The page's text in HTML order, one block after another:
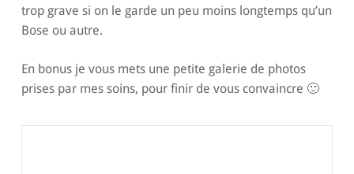
trop grave si on le garde un peu moins longtemps qu’un
Bose ou autre.
En bonus je vous mets une petite galerie de photos
prises par mes soins, pour finir de vous convaincre 🙂